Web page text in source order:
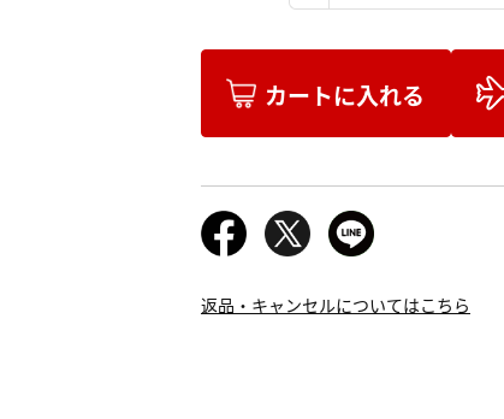
カートに入れる
返品・キャンセルについてはこちら